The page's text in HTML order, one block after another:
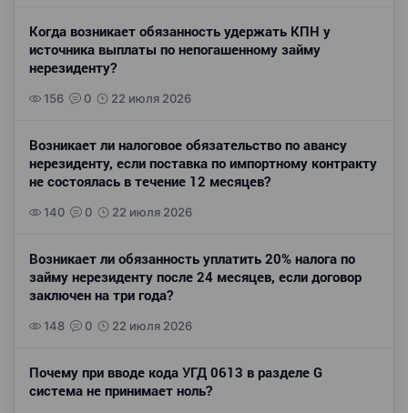
Когда возникает обязанность удержать КПН у
источника выплаты по непогашенному займу
нерезиденту?
156 0 22 июля 2026
Возникает ли налоговое обязательство по авансу
нерезиденту, если поставка по импортному контракту
не состоялась в течение 12 месяцев?
140 0 22 июля 2026
Возникает ли обязанность уплатить 20% налога по
займу нерезиденту после 24 месяцев, если договор
заключен на три года?
148 0 22 июля 2026
Почему при вводе кода УГД 0613 в разделе G
система не принимает ноль?